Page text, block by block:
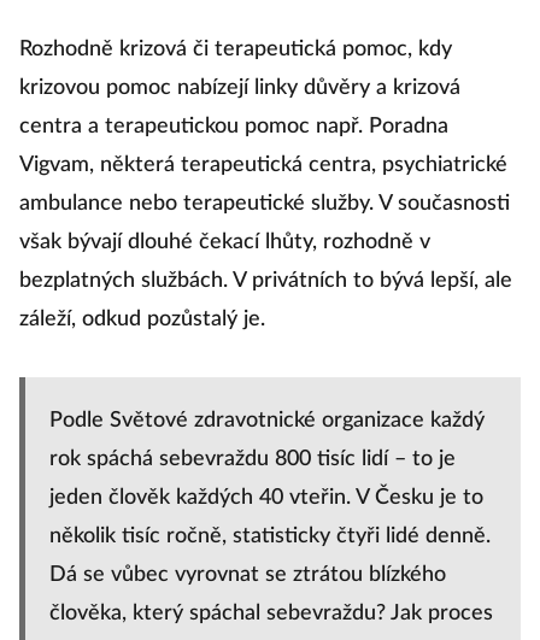
Rozhodně krizová či terapeutická pomoc, kdy
krizovou pomoc nabízejí linky důvěry a krizová
centra a terapeutickou pomoc např. Poradna
Vigvam, některá terapeutická centra, psychiatrické
ambulance nebo terapeutické služby. V současnosti
však bývají dlouhé čekací lhůty, rozhodně v
bezplatných službách. V privátních to bývá lepší, ale
záleží, odkud pozůstalý je.
Podle Světové zdravotnické organizace každý
rok spáchá sebevraždu 800 tisíc lidí – to je
jeden člověk každých 40 vteřin. V Česku je to
několik tisíc ročně, statisticky čtyři lidé denně.
Dá se vůbec vyrovnat se ztrátou blízkého
člověka, který spáchal sebevraždu? Jak proces